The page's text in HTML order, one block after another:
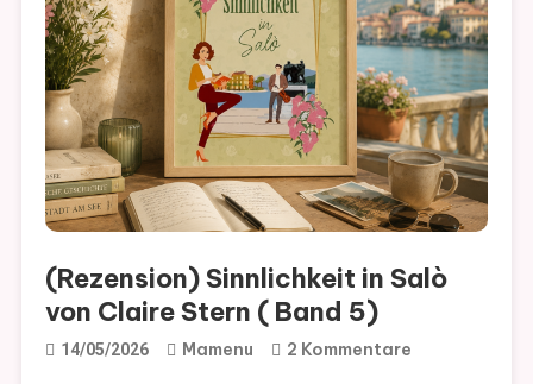
(Rezension) Sinnlichkeit in Salò
von Claire Stern ( Band 5)
14/05/2026 Mamenu 2 KommentareZu